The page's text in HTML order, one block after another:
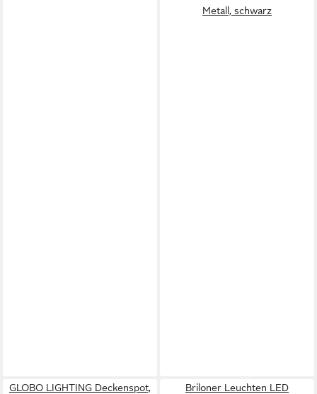
Metall, schwarz
GLOBO LIGHTING Deckenspot,
Briloner Leuchten LED